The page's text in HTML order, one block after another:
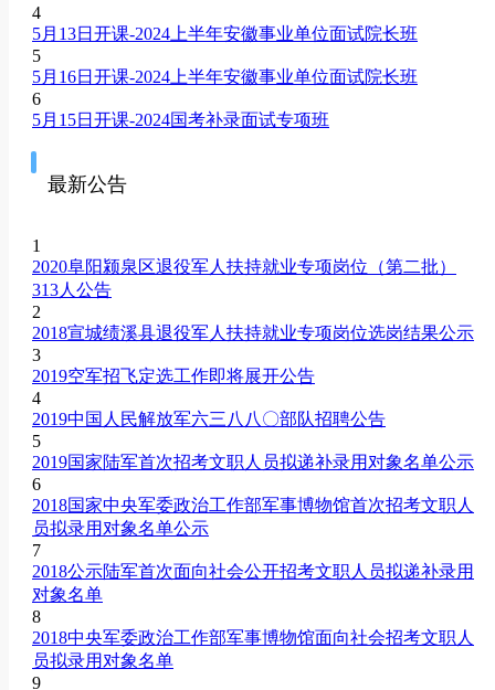
4
5月13日开课-2024上半年安徽事业单位面试院长班
5
5月16日开课-2024上半年安徽事业单位面试院长班
6
5月15日开课-2024国考补录面试专项班
最新公告
1
2020阜阳颍泉区退役军人扶持就业专项岗位（第二批）
313人公告
2
2018宣城绩溪县退役军人扶持就业专项岗位选岗结果公示
3
2019空军招飞定选工作即将展开公告
4
2019中国人民解放军六三八八〇部队招聘公告
5
2019国家陆军首次招考文职人员拟递补录用对象名单公示
6
2018国家中央军委政治工作部军事博物馆首次招考文职人
员拟录用对象名单公示
7
2018公示陆军首次面向社会公开招考文职人员拟递补录用
对象名单
8
2018中央军委政治工作部军事博物馆面向社会招考文职人
员拟录用对象名单
9